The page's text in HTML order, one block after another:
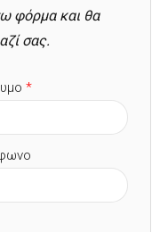
φόρμα και θα
σας.
*